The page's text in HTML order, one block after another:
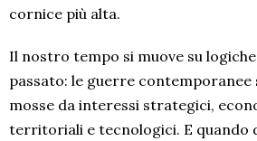
cornice più alta.
Il nostro tempo si muove su
passato: le guerre contemporanee
mosse da interessi strategici,
territoriali e tecnologici. E quando